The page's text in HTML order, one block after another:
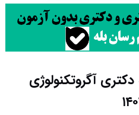
آگروتکنولوژی